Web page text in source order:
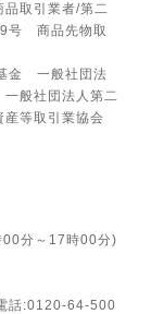
取引業者/第二
号 商品先物取
金 一般社団法
般社団法人第二
等取引業協会
分～17時00分)
話:0120-64-500